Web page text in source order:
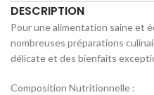
DESCRIPTION
Pour une alimentation saine et
nombreuses préparations
délicate et des bienfaits
Composition Nutritionnelle :